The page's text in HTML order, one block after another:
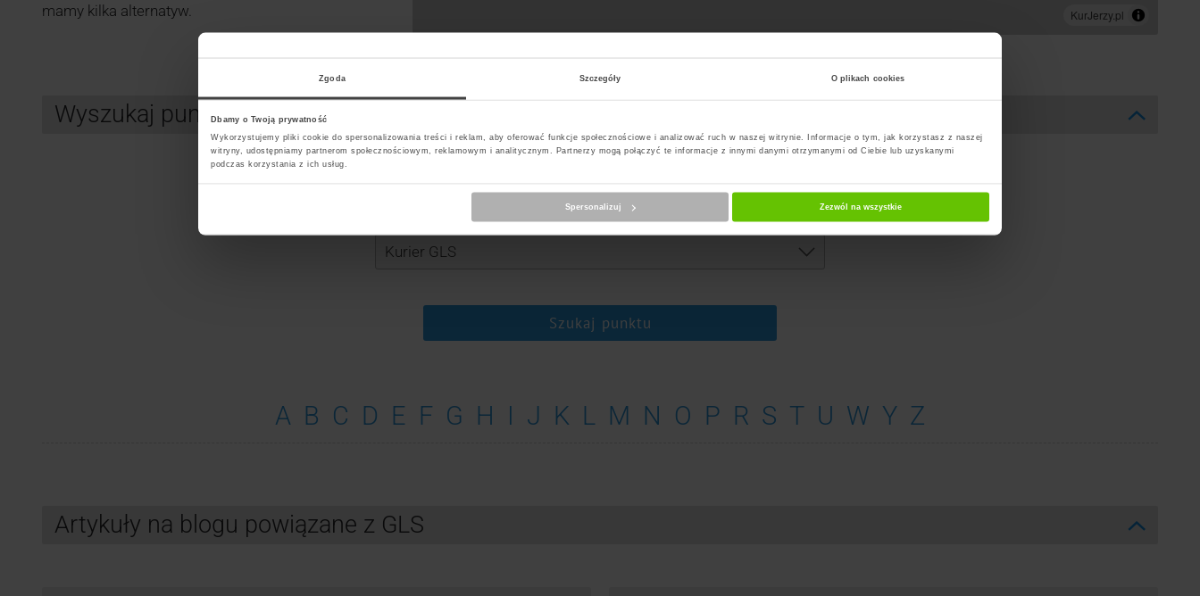
Zgoda Szczegóły O plikach cookies
Dbamy o Twoją prywatność
Wykorzystujemy pliki cookie do spersonalizowania treści i reklam, aby oferować funkcje społecznościowe i analizować ruch w naszej witrynie. Informacje o tym, jak korzystasz z naszej
witryny, udostępniamy partnerom społecznościowym, reklamowym i analitycznym. Partnerzy mogą połączyć te informacje z innymi danymi otrzymanymi od Ciebie lub uzyskanymi
podczas korzystania z ich usług.
Spersonalizuj Zezwól na wszystkie
mamy kilka alternatyw.
Wyszukaj punkt kurierski GLS
Szukaj punktu
A B C D E F G H I J K L M N O P R S T U W Y Z
Artykuły na blogu powiązane z GLS